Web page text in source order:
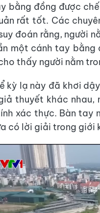
bằng đồng được
rất tốt. Các
đoán rằng, người
một cánh tay bằng
thấy người nằm
kỳ lạ này đã khơi
thuyết khác nhau,
xác thực. Bàn tay
có lời giải trong giới